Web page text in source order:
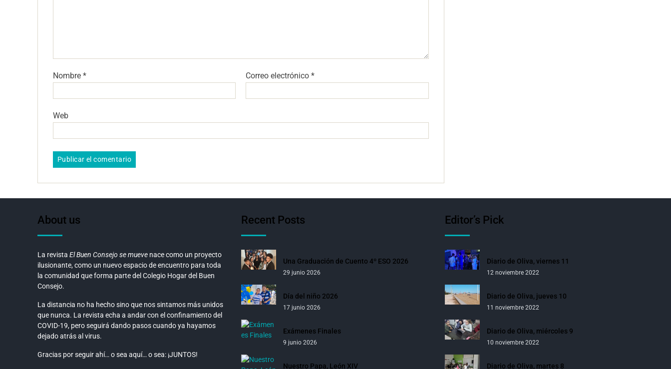
Nombre * Correo electrónico*
Web
About us
La revista El Buen Consejo se mueve nace como un proyecto
ilusionante, como un nuevo espacio de encuentro para toda
la comunidad que forma parte del Colegio Hogar del Buen
Consejo.
La distancia no ha hecho sino que nos sintamos más unidos
que nunca. La revista echa a andar con el confinamiento del
COVID-19, pero seguirá dando pasos cuando ya hayamos
dejado atrás al virus.
Gracias por seguir ahí… o sea aquí… o sea: ¡JUNTOS!
Recent Posts
Una Graduación de Cuento 4º ESO 2026
29 junio 2026
Día del niño 2026
17 junio 2026
Exámenes Finales
9 junio 2026
Nuestro Papa, León XIV
Editor’s Pick
Diario de Oliva, viernes 11
12 noviembre 2022
Diario de Oliva, jueves 10
11 noviembre 2022
Diario de Oliva, miércoles 9
10 noviembre 2022
Diario de Oliva, martes 8